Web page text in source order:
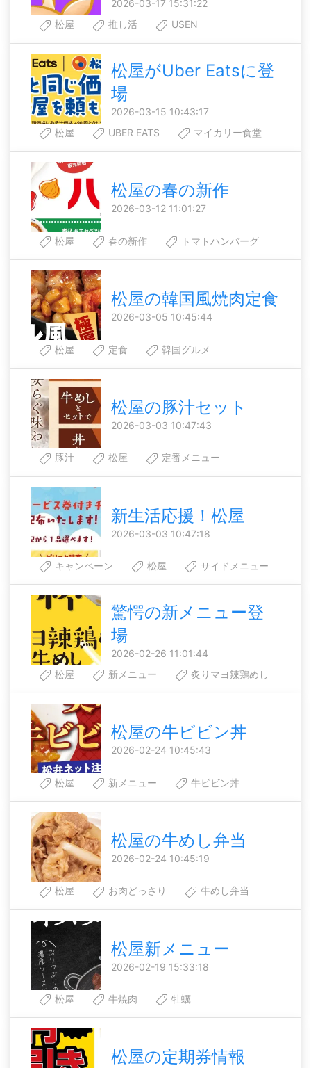
2026-03-17 15:31:22
松屋
推し活 USEN
松屋がUber Eatsに登
場
2026-03-15 10:43:17
松屋
UBER EATS マイカリー食堂
松屋の春の新作
2026-03-12 11:01:27
松屋 春の新作 トマトハンバーグ
松屋の韓国風焼肉定食
2026-03-05 10:45:44
松屋 定食 韓国グルメ
松屋の豚汁セット
2026-03-03 10:47:43
豚汁 松屋 定番メニュー
新生活応援！松屋
2026-03-03 10:47:18
キャンペーン 松屋 サイドメニュー
驚愕の新メニュー登
場
2026-02-26 11:01:44
松屋
新メニュー 炙りマヨ辣鶏めし
松屋の牛ビビン丼
2026-02-24 10:45:43
松屋 新メニュー 牛ビビン丼
松屋の牛めし弁当
2026-02-24 10:45:19
松屋 お肉どっさり 牛めし弁当
松屋新メニュー
2026-02-19 15:33:18
松屋 牛焼肉 牡蠣
松屋の定期券情報